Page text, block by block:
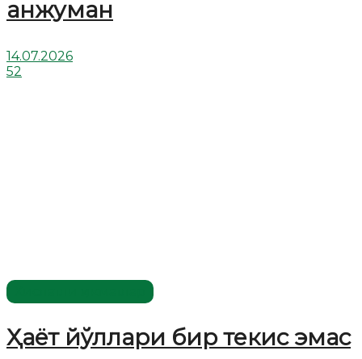
анжуман
14.07.2026
52
Ҳаёт йўллари бир текис эмас